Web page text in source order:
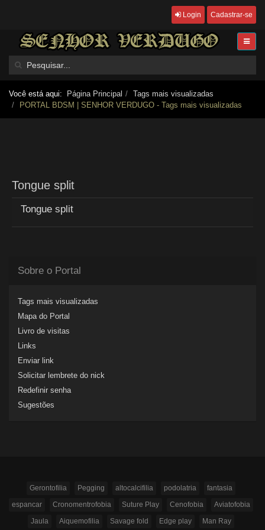
Login Cadastrar-se
Você está aqui: Página Principal
Tags mais visualizadas
PORTAL BDSM | SENHOR VERDUGO - Tags mais visualizadas
Tongue split
Tongue split
Sobre o Portal
Tags mais visualizadas
Mapa do Portal
Livro de visitas
Links
Enviar link
Solicitar lembrete do nick
Redefinir senha
Sugestões
Gerontofilia Pegging altocalcifilia podolatria
fantasia
espancar
Cronomentrofobia Suture Play Cenofobia
Aviatofobia
Jaula
Aiquemofilia Savage fold Edge play Man Ray